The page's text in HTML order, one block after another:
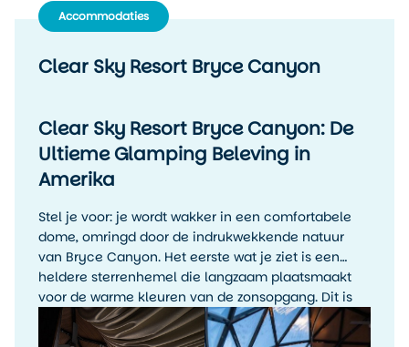
Accommodaties
Clear Sky Resort Bryce Canyon
Clear Sky Resort Bryce Canyon: De
Ultieme Glamping Beleving in
Amerika
Stel je voor: je wordt wakker in een comfortabele
dome, omringd door de indrukwekkende natuur
van Bryce Canyon. Het eerste wat je ziet is een
heldere sterrenhemel die langzaam plaatsmaakt
voor de warme kleuren van de zonsopgang. Dit is
wat Clear Sky Resort Bryce Canyon je biedt – een
unieke glamping ervaring die luxe en avontuur